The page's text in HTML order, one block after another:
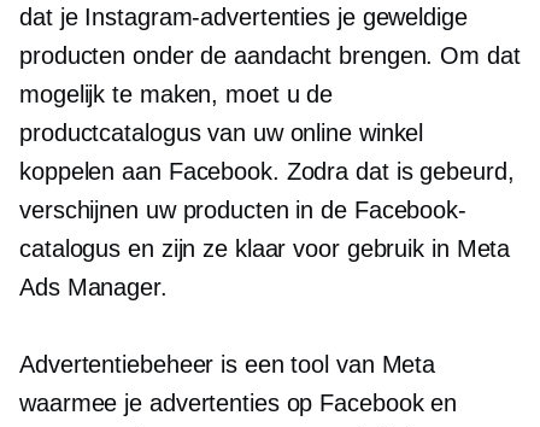
dat je Instagram-advertenties je geweldige
producten onder de aandacht brengen. Om dat
mogelijk te maken, moet u de
productcatalogus van uw online winkel
koppelen aan Facebook. Zodra dat is gebeurd,
verschijnen uw producten in de Facebook-
catalogus en zijn ze klaar voor gebruik in Meta
Ads Manager.
Advertentiebeheer is een tool van Meta
waarmee je advertenties op Facebook en